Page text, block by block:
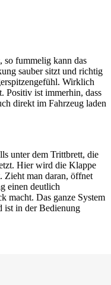
so fummelig kann das
sauber sitzt und richtig
Wirklich
Positiv ist immerhin, dass
direkt im Fahrzeug laden
unter dem Trittbrett, die
Hier wird die Klappe
Zieht man daran, öffnet
einen deutlich
macht. Das ganze System
ist in der Bedienung